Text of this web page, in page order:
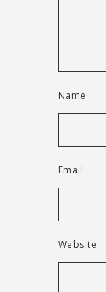
Name
Email
Website